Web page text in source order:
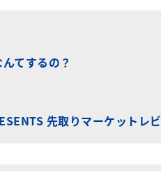
てするの？
先取りマーケットレビ